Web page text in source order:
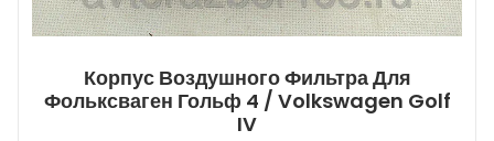
Корпус Воздушного Фильтра Для
Фольксваген Гольф 4 / Volkswagen Golf
IV